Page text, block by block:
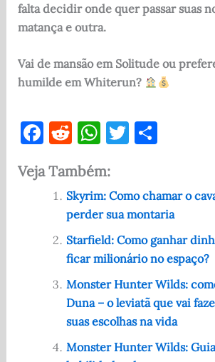
falta decidir onde quer passar suas
matança e outra.
Vai de mansão em Solitude ou
humilde em Whiterun?
F
c
e
o
k
R
d
di
t
W
at
s
A
p
p
T
te
r
S
e
Veja Também:
Skyrim: Como chamar o
perder sua montaria
Starfield: Como ganhar
ficar milionário no espaço?
Monster Hunter Wilds:
Duna – o leviatã que vai
suas escolhas na vida
Monster Hunter Wilds: